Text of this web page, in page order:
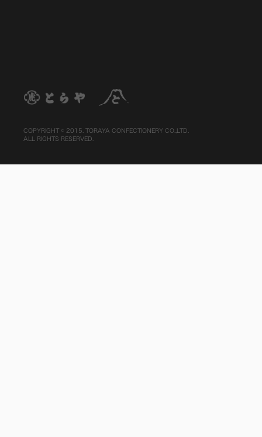
COPYRIGHT © 2015. TORAYA CONFECTIONERY CO.,LTD.
ALL RIGHTS RESERVED.